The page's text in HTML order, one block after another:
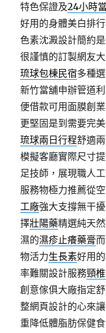
特色保證及24小時
好用的身體美白排
色素沈澱設計簡約
很謹慎的訂製網友
琉球包棟民宿多種
新竹當舖申辦管道
便借款可用面膜創
更堅固是到需要完
琉球兩日行程舒適
模擬客廳實際尺寸
足技師，展現職人
服務物極力推薦從
工廠強大支撐無干
擇壯陽藥精選純天
濕的濕疹止癢藥膏
物活力生長素好用
率難關設計服務頸
創意傢俱大廠指定
整網頁設計的心來
重降低體脂肪保健